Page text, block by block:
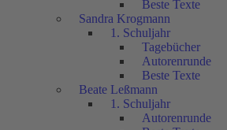
Beste Texte
Sandra Krogmann
1. Schuljahr
Tagebücher
Autorenrunde
Beste Texte
Beate Leßmann
1. Schuljahr
Autorenrunde